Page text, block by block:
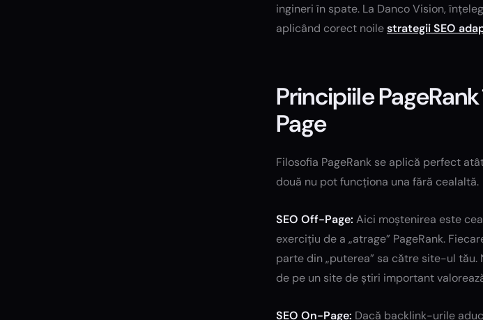
ingineri în spate. La Danco Vision,
aplicând corect noilestrategii SEO
Principiile
Page
Filosofia PageRank se aplică perfect
două nu pot funcționa una fără cealaltă.
SEO Off-Page: Aici moștenirea este
exercițiu de a „atrage” PageRank.
parte din „puterea” sa către site-ul tău.
de pe un site de știri important
SEO On-Page: Dacă backlink-urile